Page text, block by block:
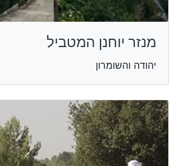
מנזר יוחנן המטביל
יהודה והשומרון